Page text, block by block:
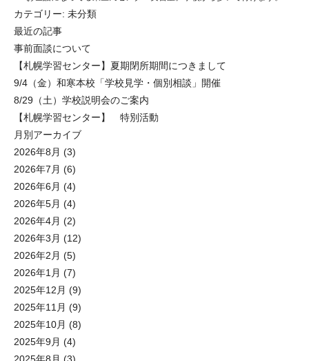
カテゴリー: 未分類
最近の記事
事前面談について
【札幌学習センター】夏期閉所期間につきまして
9/4（金）和寒本校「学校見学・個別相談」開催
8/29（土）学校説明会のご案内
【札幌学習センター】 特別活動
月別アーカイブ
2026年8月 (3)
2026年7月 (6)
2026年6月 (4)
2026年5月 (4)
2026年4月 (2)
2026年3月 (12)
2026年2月 (5)
2026年1月 (7)
2025年12月 (9)
2025年11月 (9)
2025年10月 (8)
2025年9月 (4)